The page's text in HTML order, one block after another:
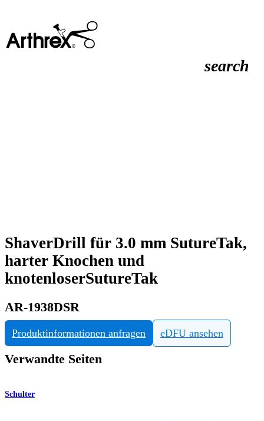
search
ShaverDrill für 3.0 mm SutureTak,
harter Knochen und
knotenloserSutureTak
AR-1938DSR
Produktinformationen anfragen eDFU ansehen
Verwandte Seiten
Schulter